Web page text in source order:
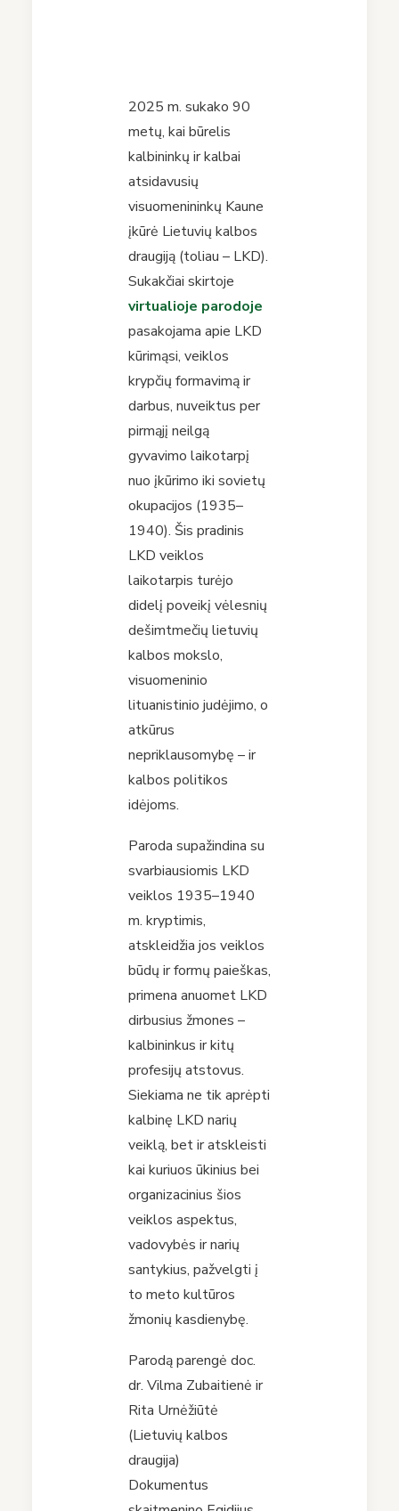
2025 m. sukako 90
metų, kai būrelis
kalbininkų ir kalbai
atsidavusių
visuomenininkų Kaune
įkūrė Lietuvių kalbos
draugiją (toliau – LKD).
Sukakčiai skirtoje
virtualioje parodoje
pasakojama apie LKD
kūrimąsi, veiklos
krypčių formavimą ir
darbus, nuveiktus per
pirmąjį neilgą
gyvavimo laikotarpį
nuo įkūrimo iki sovietų
okupacijos (1935–
1940). Šis pradinis
LKD veiklos
laikotarpis turėjo
didelį poveikį vėlesnių
dešimtmečių lietuvių
kalbos mokslo,
visuomeninio
lituanistinio judėjimo, o
atkūrus
nepriklausomybę – ir
kalbos politikos
idėjoms.
Paroda supažindina su
svarbiausiomis LKD
veiklos 1935–1940
m. kryptimis,
atskleidžia jos veiklos
būdų ir formų paieškas,
primena anuomet LKD
dirbusius žmones –
kalbininkus ir kitų
profesijų atstovus.
Siekiama ne tik aprėpti
kalbinę LKD narių
veiklą, bet ir atskleisti
kai kuriuos ūkinius bei
organizacinius šios
veiklos aspektus,
vadovybės ir narių
santykius, pažvelgti į
to meto kultūros
žmonių kasdienybę.
Parodą parengė doc.
dr. Vilma Zubaitienė ir
Rita Urnėžiūtė
(Lietuvių kalbos
draugija)
Dokumentus